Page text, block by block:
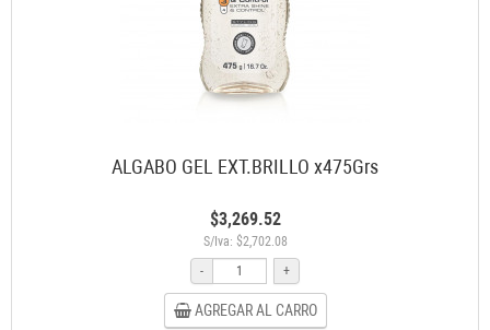
ALGABO GEL EXT.BRILLO x475Grs
$3,269.52
S/Iva: $2,702.08
-
+
AGREGAR AL CARRO